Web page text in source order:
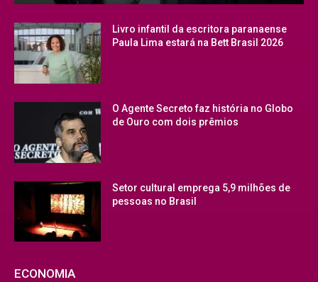
Livro infantil da escritora paranaense
Paula Lima estará na Bett Brasil 2026
O Agente Secreto faz história no Globo
de Ouro com dois prêmios
Setor cultural emprega 5,9 milhões de
pessoas no Brasil
ECONOMIA